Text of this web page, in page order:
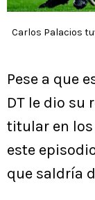
Carlos Palacios
Pese a que
DT le dio su
titular en
este
que saldría